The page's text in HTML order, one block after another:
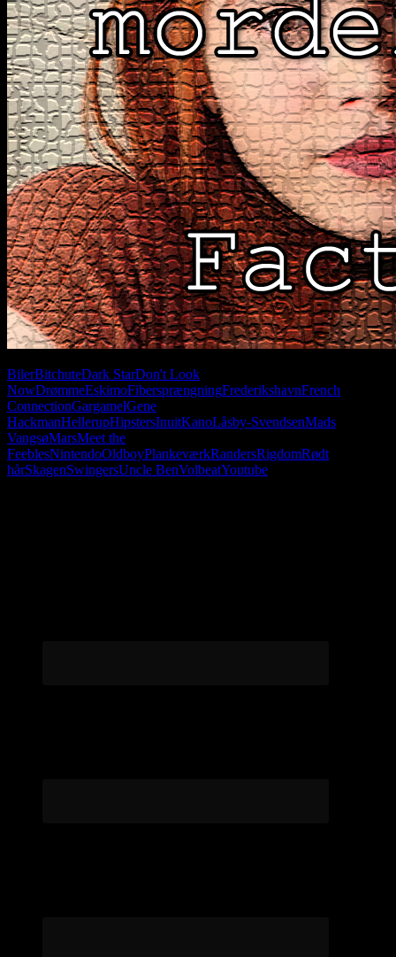
BilerBitchuteDark StarDon't Look
NowDrømmeEskimoFibersprængningFrederikshavnFrench
ConnectionGargamelGene
HackmanHellerupHipstersInuitKanoLåsby-SvendsenMads
VangsøMarsMeet the
FeeblesNintendoOldboyPlankeværkRandersRigdomRødt
hårSkagenSwingersUncle BenVolbeatYoutube